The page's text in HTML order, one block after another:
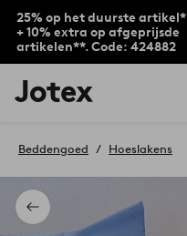
25% op het duurste artikel*
+ 10% extra op afgeprijsde
artikelen**. Code: 424882
Jotex
logo
to
home
page
Terug
Beddengoed Hoeslakens